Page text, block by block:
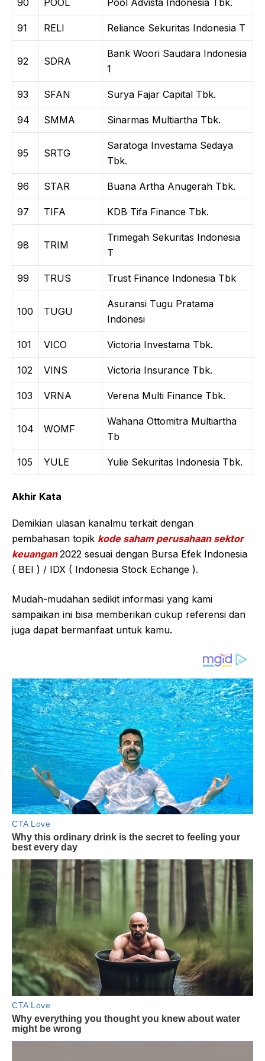
90 POOL Pool Advista Indonesia Tbk.
91 RELI Reliance Sekuritas Indonesia T
92 SDRA
Bank Woori Saudara Indonesia
1
93 SFAN Surya Fajar Capital Tbk.
94 SMMA Sinarmas Multiartha Tbk.
95 SRTG
Saratoga Investama Sedaya
Tbk.
96 STAR Buana Artha Anugerah Tbk.
97 TIFA KDB Tifa Finance Tbk.
98 TRIM
Trimegah Sekuritas Indonesia
T
99 TRUS Trust Finance Indonesia Tbk
100 TUGU
Asuransi Tugu Pratama
Indonesi
101 VICO Victoria Investama Tbk.
102 VINS Victoria Insurance Tbk.
103 VRNA Verena Multi Finance Tbk.
104 WOMF
Wahana Ottomitra Multiartha
Tb
105 YULE Yulie Sekuritas Indonesia Tbk.
Akhir Kata
Demikian ulasan kanalmu terkait dengan
pembahasan topik kode saham perusahaan sektor
keuangan2022 sesuai dengan Bursa Efek Indonesia
( BEI ) / IDX ( Indonesia Stock Echange ).
Mudah-mudahan sedikit informasi yang kami
sampaikan ini bisa memberikan cukup referensi dan
juga dapat bermanfaat untuk kamu.